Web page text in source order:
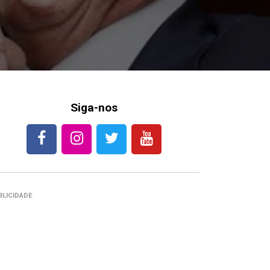
Siga-nos